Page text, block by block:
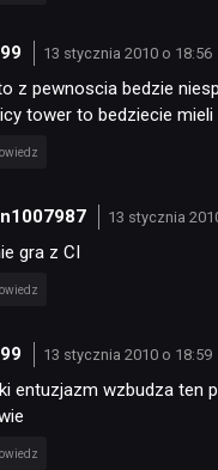
13 stycznia 2010 o 18:56
z pewnoscia bedzie
tower to bedziecie mieli
13 stycznia
gra z CI
13 stycznia 2010 o 18:59
entuzjazm wzbudza ten